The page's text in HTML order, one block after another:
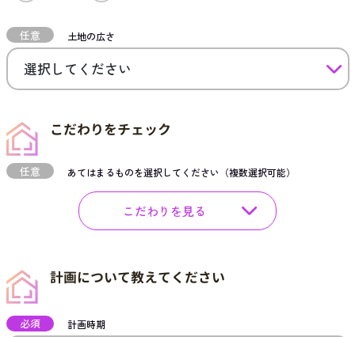
任意 土地の広さ
こだわりをチェック
任意 あてはまるものを選択してください（複数選択可能）
こだわりを見る
計画について教えてください
必須 計画時期